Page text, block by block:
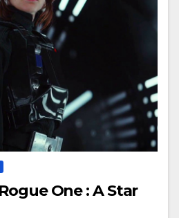
: Rogue One : A Star